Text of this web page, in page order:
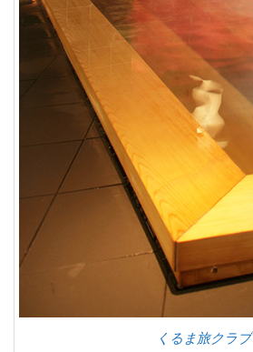
くるま旅クラブ